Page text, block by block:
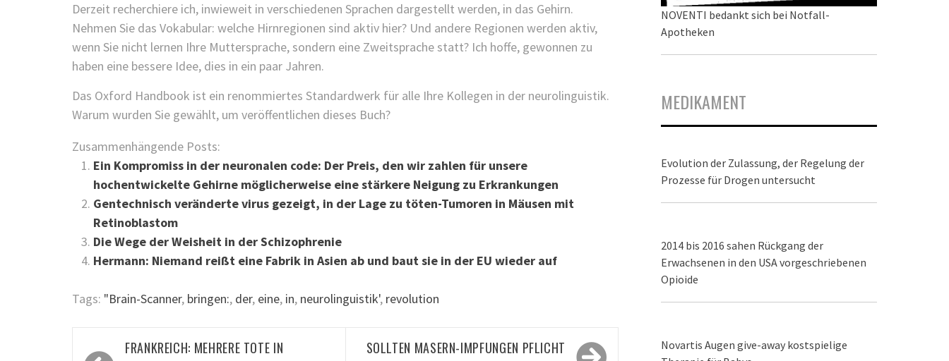
Derzeit recherchiere ich, inwieweit in verschiedenen Sprachen dargestellt werden, in das Gehirn.
Nehmen Sie das Vokabular: welche Hirnregionen sind aktiv hier? Und andere Regionen werden aktiv,
wenn Sie nicht lernen Ihre Muttersprache, sondern eine Zweitsprache statt? Ich hoffe, gewonnen zu
haben eine bessere Idee, dies in ein paar Jahren.
Das Oxford Handbook ist ein renommiertes Standardwerk für alle Ihre Kollegen in der neurolinguistik.
Warum wurden Sie gewählt, um veröffentlichen dieses Buch?
Zusammenhängende Posts:
Ein Kompromiss in der neuronalen code: Der Preis, den wir zahlen für unsere
hochentwickelte Gehirne möglicherweise eine stärkere Neigung zu Erkrankungen
Gentechnisch veränderte virus gezeigt, in der Lage zu töten-Tumoren in Mäusen mit
Retinoblastom
Die Wege der Weisheit in der Schizophrenie
Hermann: Niemand reißt eine Fabrik in Asien ab und baut sie in der EU wieder auf
Tags: "Brain-Scanner, bringen:, der, eine, in, neurolinguistik', revolution
Beitragsnavigation
FRANKREICH: MEHRERE TOTE IN
SOLLTEN MASERN-IMPFUNGEN PFLICHT
NOVENTI bedankt sich bei Notfall-
Apotheken
MEDIKAMENT
Evolution der Zulassung, der Regelung der
Prozesse für Drogen untersucht
2014 bis 2016 sahen Rückgang der
Erwachsenen in den USA vorgeschriebenen
Opioide
Novartis Augen give-away kostspielige